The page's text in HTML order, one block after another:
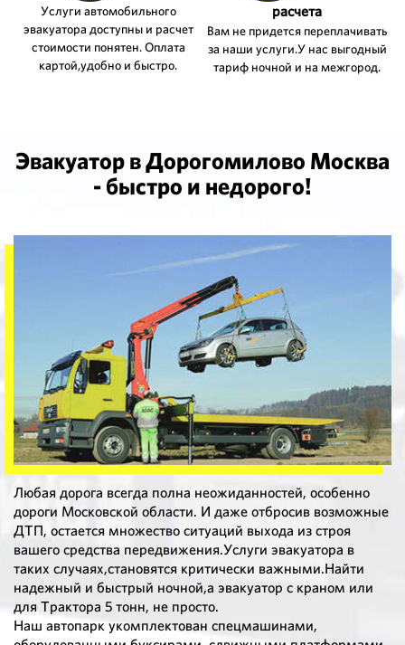
Услуги автомобильного
эвакуатора доступны и расчет
стоимости понятен. Оплата
картой,удобно и быстро.
расчета
Вам не придется переплачивать
за наши услуги.У нас выгодный
тариф ночной и на межгород.
Эвакуатор в Дорогомилово Москва
- быстро и недорого!
Любая дорога всегда полна неожиданностей, особенно
дороги Московской области. И даже отбросив возможные
ДТП, остается множество ситуаций выхода из строя
вашего средства передвижения.Услуги эвакуатора в
таких случаях,становятся критически важными.Найти
надежный и быстрый ночной,а эвакуатор с краном или
для Трактора 5 тонн, не просто.
Наш автопарк укомплектован спецмашинами,